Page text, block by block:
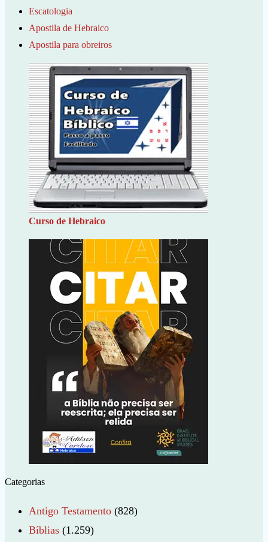
Escatologia
Apostila de Hebraico
Apostila para obreiros
Curso de Hebraico
Categorias
Antigo Testamento (828)
Bíblias (1.259)